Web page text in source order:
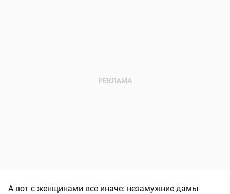
А вот с женщинами все иначе: незамужние дамы